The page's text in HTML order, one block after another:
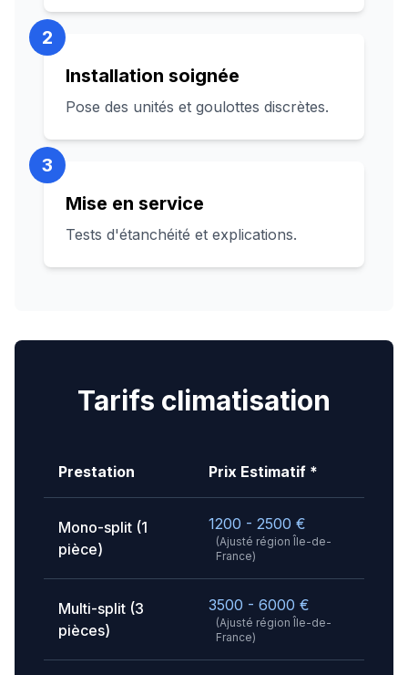
2
Installation soignée
Pose des unités et goulottes discrètes.
3
Mise en service
Tests d'étanchéité et explications.
Tarifs climatisation
Prestation Prix Estimatif *
Mono-split (1
pièce)
1200 - 2500 €
(Ajusté région Île-de-
France)
Multi-split (3
pièces)
3500 - 6000 €
(Ajusté région Île-de-
France)